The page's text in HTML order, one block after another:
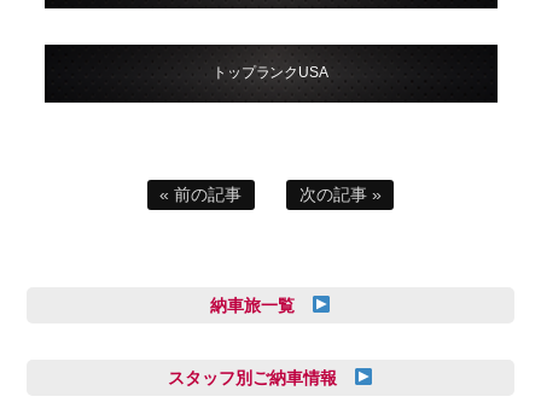
トップランクUSA
« 前の記事 次の記事 »
納車旅一覧
スタッフ別ご納車情報